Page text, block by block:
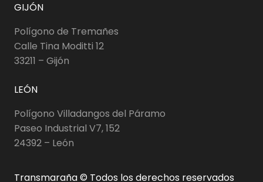
GIJÓN
Polígono de Tremañes
Calle Tina Moditti 12
33211 – Gijón
LEÓN
Polígono Villadangos del Páramo
Paseo Industrial V7, 152
24392 – León
Transmaraña © Todos los derechos reservados